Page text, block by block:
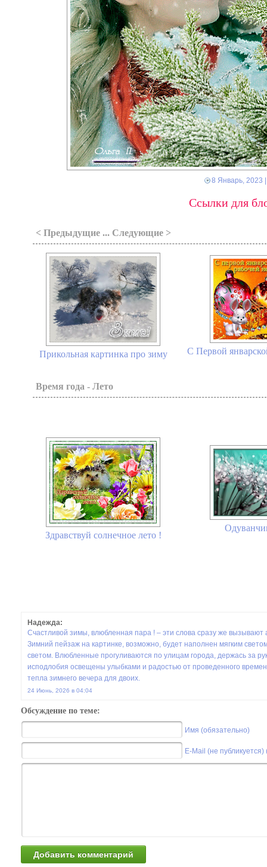
8 Январь, 2023
Ссылки для
< Предыдущие ... Следующие >
Прикольная картинка про зиму С Первой
Время года - Лето
Здравствуй солнечное лето !
Надежда:
Счастливой зимы, влюбленная пара ! – эти слова сразу же
Зимний пейзаж на картинке, возможно, будет наполнен мягким
светом. Влюбленные прогуливаются по улицам города, держась за
исподлобия освещены улыбками и радостью от проведенного
тепла зимнего вечера для двоих.
24 Июнь, 2026 в 04:04
Обсуждение по теме:
Имя (обязательно)
E-Mail (не